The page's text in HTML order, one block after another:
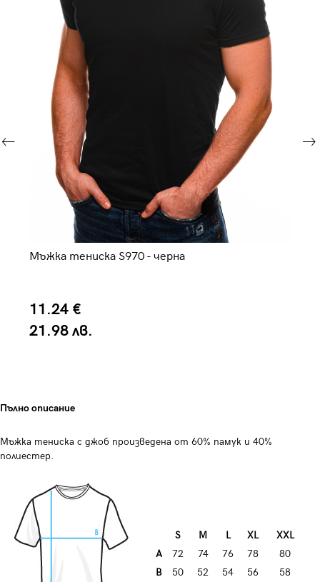
Мъжка тениска S970 - черна
11.24 €
21.98 лв.
Пълно описание
Мъжка тениска с джоб произведена от 60% памук и 40%
полиестер.
S M L XL
XXL
A
72 74 76 78
80
B
50 52 54 56 58